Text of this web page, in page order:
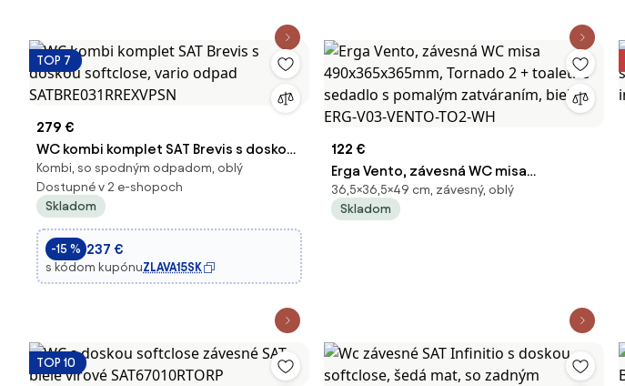
TOP 7
279 €
WC kombi komplet SAT Brevis s doskou
softclose, vario odpad
SATBRE031RREXVPSN
Kombi, so spodným odpadom, oblý
Dostupné v 2 e-shopoch
Skladom
-15 % 237 €
s kódom kupónuZLAVA15SK
122 €
Erga Vento, závesná WC misa
490x365x365mm, Tornado 2 + toaletné
sedadlo s pomalým zatváraním, biela,
36,5×36,5×49 cm, závesný, oblý
Skladom
TOP 10